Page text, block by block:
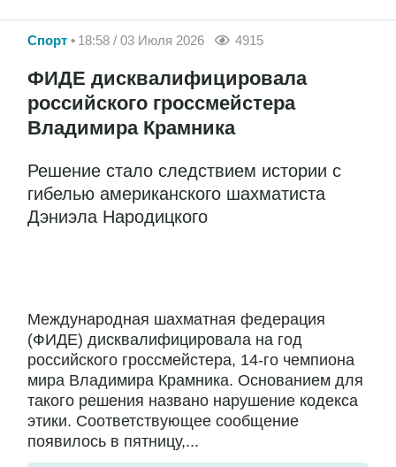
Спорт 18:58 / 03 Июля 2026 4915
ФИДЕ дисквалифицировала
российского гроссмейстера
Владимира Крамника
Решение стало следствием истории с
гибелью американского шахматиста
Дэниэла Народицкого
Международная шахматная федерация
(ФИДЕ) дисквалифицировала на год
российского гроссмейстера, 14-го чемпиона
мира Владимира Крамника. Основанием для
такого решения названо нарушение кодекса
этики. Соответствующее сообщение
появилось в пятницу,...